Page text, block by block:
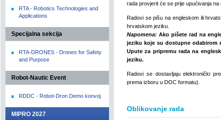
RTA - Robotics Technologies and
Applications
Specijalna sekcija
RTA-DRONES - Drones for Safety
and Purpose
Robot-Nautic Event
RDDC - Robot-Dron Demo konvoj
MIPRO 2027
rada provjerit će se prije upućivanja na
Radovi se pišu na engleskom ili
hrvatskom jeziku.
Napomena: Ako pišete rad na
jeziku koje su dostupne odabirom
Upute za pripremu rada na
jeziku.
Radovi se dostavljaju elektronički
prema izboru u DOC formatu).
Oblikovanje rada